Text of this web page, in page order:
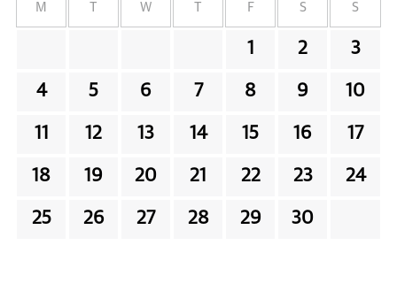
M W F S S
1 2 3
4 5 6 7 8 9 10
11 12 13 14 15 16 17
18 19 20 21 22 23 24
25 26 27 28 29 30